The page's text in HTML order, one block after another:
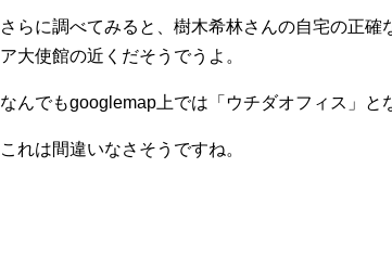
さらに調べてみると、樹木希林さんの自宅の正
ア大使館の近くだそうでうよ。
なんでもgooglemap上では「ウチダオフィス」と
これは間違いなさそうですね。